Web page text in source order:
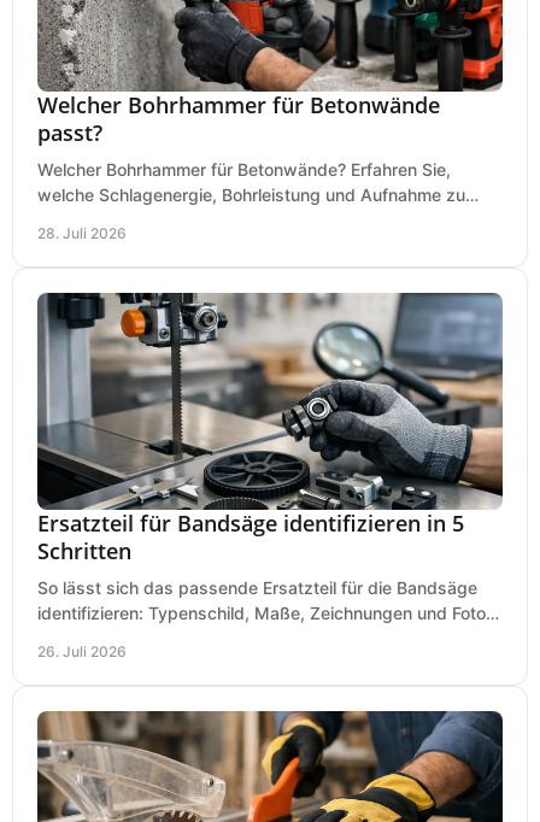
Welcher Bohrhammer für Betonwände
passt?
Welcher Bohrhammer für Betonwände? Erfahren Sie,
welche Schlagenergie, Bohrleistung und Aufnahme zu
28. Juli 2026
Ersatzteil für Bandsäge identifizieren in 5
Schritten
So lässt sich das passende Ersatzteil für die Bandsäge
identifizieren: Typenschild, Maße, Zeichnungen und Fotos
26. Juli 2026